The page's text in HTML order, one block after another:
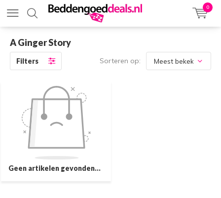
0
A Ginger Story
Filters Sorteren op:
Geen artikelen gevonden...